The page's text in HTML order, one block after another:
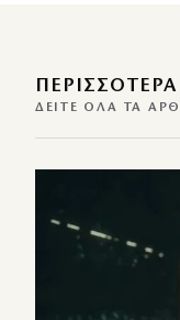
ΠΕΡΙΣΣΌΤΕΡΑ
ΔΕΊΤΕ ΌΛΑ ΤΑ